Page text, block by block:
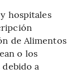
hospitales
de Alimentos
o los
a